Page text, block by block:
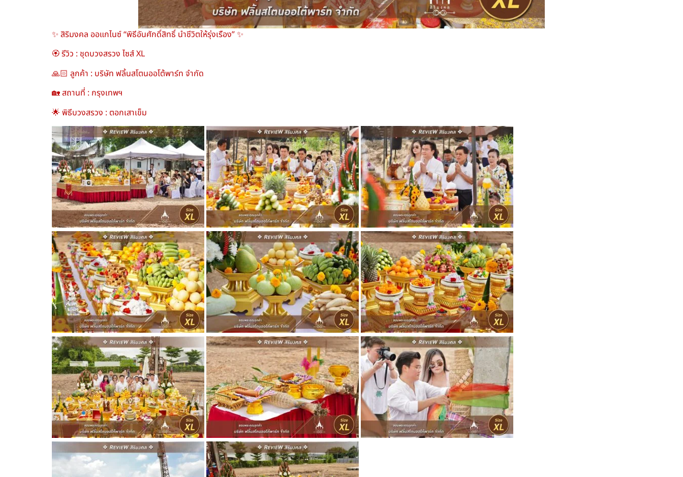
✨ สิริมงคล ออแกไนซ์ “พิธีอันศักดิ์สิทธิ์ นำชีวิตให้รุ่งเรือง” ✨
🏵️ รีวิว : ชุดบวงสรวง ไซส์ XL
🙏🏻 ลูกค้า : บริษัท ฟลิ้นสโตนออโต้พาร์ท จำกัด
🏡 สถานที่ : กรุงเทพฯ
🌟 พิธีบวงสรวง : ตอกเสาเข็ม